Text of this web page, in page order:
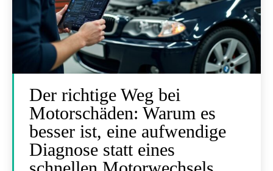
Der richtige Weg bei
Motorschäden: Warum es
besser ist, eine aufwendige
Diagnose statt eines